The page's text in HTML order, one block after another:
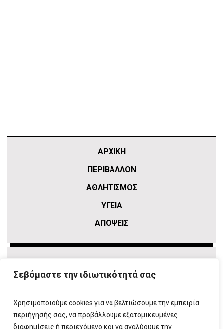
Σεβόμαστε την ιδιωτικότητά σας
Χρησιμοποιούμε cookies για να βελτιώσουμε την εμπειρία
περιήγησής σας, να προβάλλουμε εξατομικευμένες
διαφημίσεις ή περιεχόμενο και να αναλύουμε την
ΑΡΧΙΚΗ
ΠΕΡΙΒΑΛΛΟΝ
ΑΘΛΗΤΙΣΜΌΣ
ΥΓΕΙΑ
ΑΠΟΨΕΙΣ